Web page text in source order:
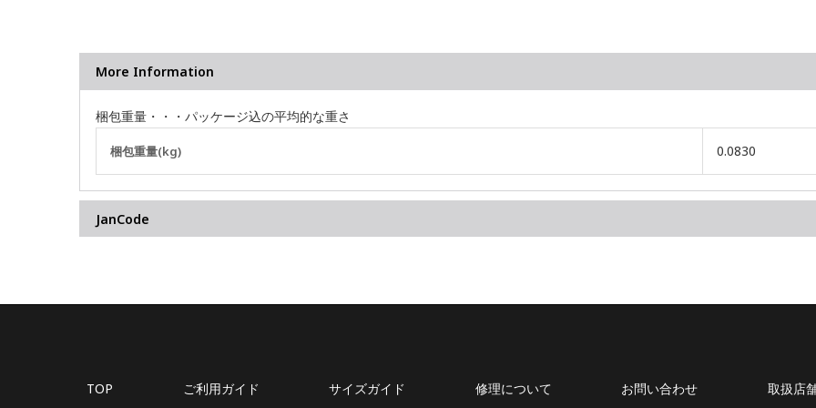
More Information
梱包重量・・・パッケージ込の平均的な重さ
他
の
情
梱包重量(kg) 0.0830
JanCode
TOP ご利用ガイド サイズガイド 修理について お問い合わせ 取扱店